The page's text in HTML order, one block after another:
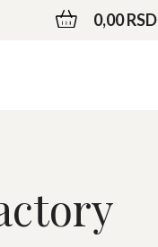
0,00 RSD